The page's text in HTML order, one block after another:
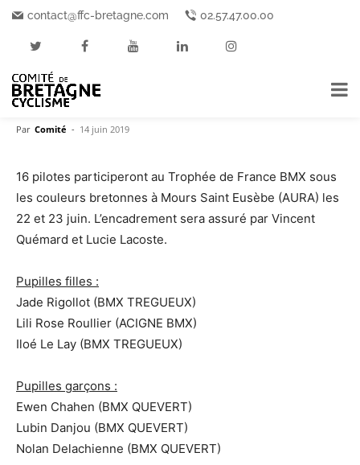
contact@ffc-bretagne.com 02.57.47.00.00
Accueil Disciplines BMX
Disciplines BMX Sélections Sélections Equipe de Bretagne
Trophée de France BMX : La
sélection bretonne
Par Comité - 14 juin 2019
16 pilotes participeront au Trophée de France BMX sous
les couleurs bretonnes à Mours Saint Eusèbe (AURA) les
22 et 23 juin. L’encadrement sera assuré par Vincent
Quémard et Lucie Lacoste.
Pupilles filles :
Jade Rigollot (BMX TREGUEUX)
Lili Rose Roullier (ACIGNE BMX)
Iloé Le Lay (BMX TREGUEUX)
Pupilles garçons :
Ewen Chahen (BMX QUEVERT)
Lubin Danjou (BMX QUEVERT)
Nolan Delachienne (BMX QUEVERT)